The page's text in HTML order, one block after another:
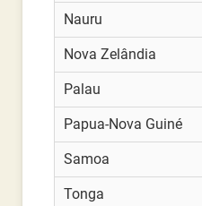
Nauru
Nova Zelândia
Palau
Papua-Nova Guiné
Samoa
Tonga